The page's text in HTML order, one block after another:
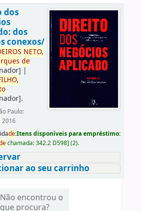
dos
dos
conexos/
IROS NETO,
de
|
.
Paulo:
2016
de:Itens disponíveis para empréstimo:
chamada:342.2 D598] (2).
ao seu carrinho
Não encontrou o
que procura?